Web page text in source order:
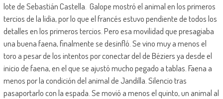
lote de Sebastián Castella. Galope mostró el animal en los primeros
tercios de la lidia, por lo que el francés estuvo pendiente de todos los
detalles en los primeros tercios. Pero esa movilidad que presagiaba
una buena faena, finalmente se desinfló. Se vino muy a menos el
toro a pesar de los intentos por conectar del de Béziers ya desde el
inicio de faena, en el que se ajustó mucho pegado a tablas. Faena a
menos por la condición del animal de Jandilla. Silencio tras
pasaportarlo con la espada. Se movió a menos el quinto, un animal al